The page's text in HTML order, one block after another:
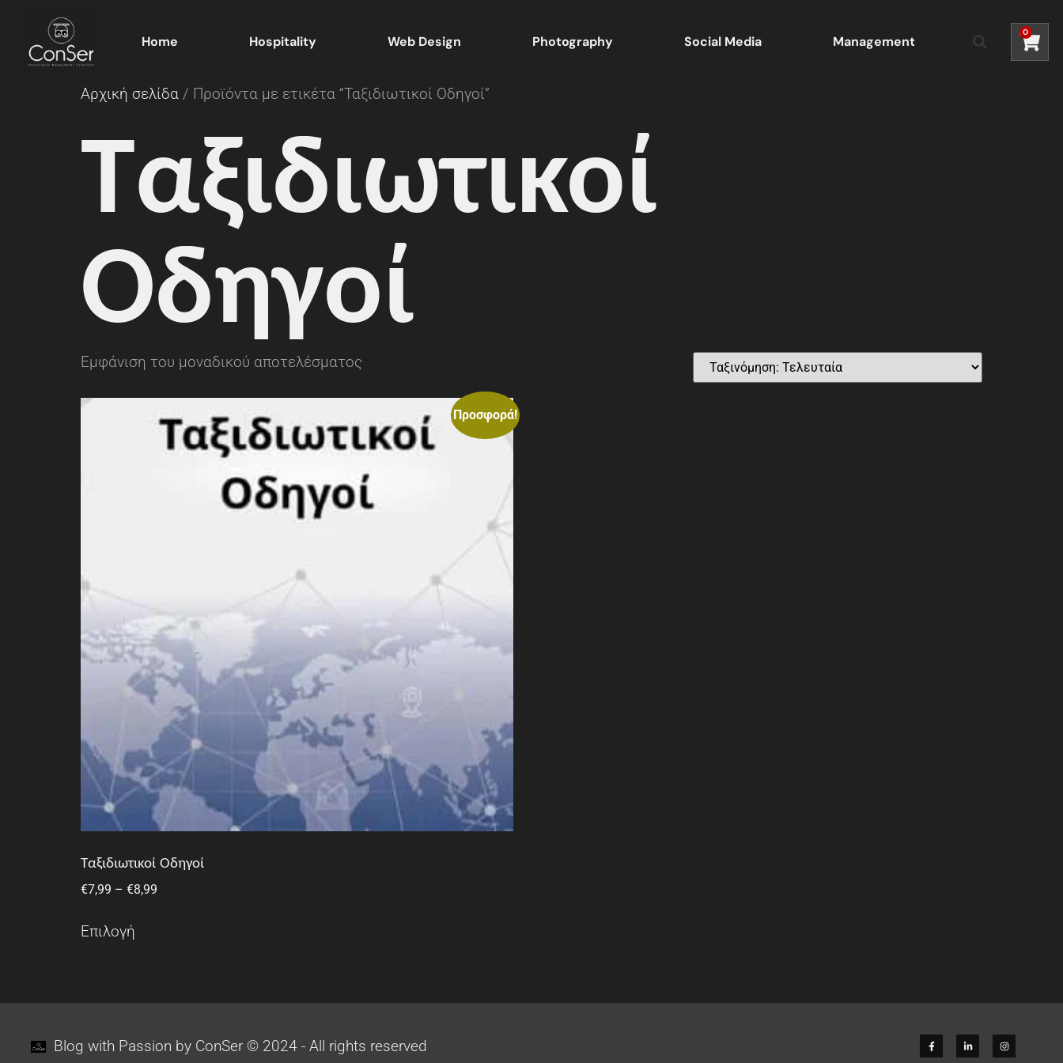
Home Hospitality Web Design Photography Social Media Management
0
Αρχική σελίδα / Προϊόντα με ετικέτα “Ταξιδιωτικοί Οδηγοί”
Ταξιδιωτικοί
Οδηγοί
Εμφάνιση του μοναδικού αποτελέσματος
Προσφορά!
Ταξιδιωτικοί Οδηγοί
€7,99 – €8,99
Επιλογή
Blog with Passion by ConSer © 2024 - All rights reserved